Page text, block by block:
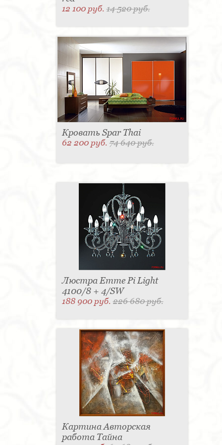
12 100 руб.14 520 руб.
Кровать Spar Thai
62 200 руб.74 640 руб.
Люстра Emme Pi Light
4100/8 + 4/SW
188 900 руб.226 680 руб.
Картина Авторская
работа Тайна